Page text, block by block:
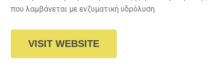
που λαμβάνεται με ενζυματική υδρόλυση.
VISIT WEBSITE